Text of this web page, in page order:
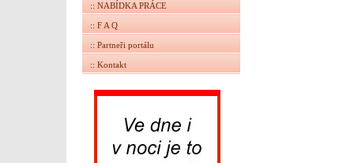
:: NABÍDKA PRÁCE
:: F A Q
:: Partneři portálu
:: Kontakt